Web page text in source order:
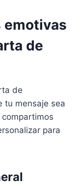
emotivas
de
de
tu mensaje sea
para